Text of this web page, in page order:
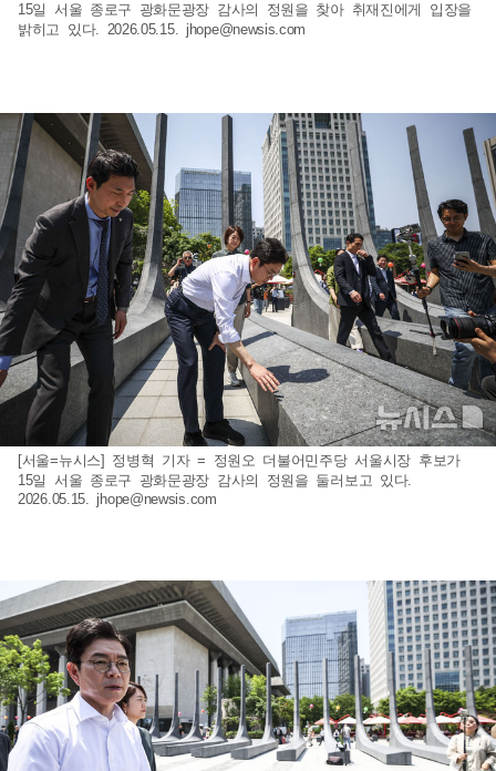
15일 서울 종로구 광화문광장 감사의 정원을 찾아 취재진에게 입장을
밝히고 있다. 2026.05.15. jhope@newsis.com
[서울=뉴시스] 정병혁 기자 = 정원오 더불어민주당 서울시장 후보가
15일 서울 종로구 광화문광장 감사의 정원을 둘러보고 있다.
2026.05.15. jhope@newsis.com